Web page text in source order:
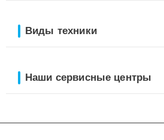
Виды техники
Наши сервисные центры